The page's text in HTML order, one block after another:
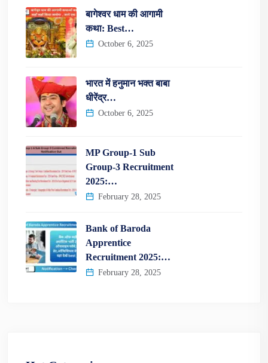
बागेश्वर धाम की आगामी
कथा: Best…
October 6, 2025
भारत में हनुमान भक्त बाबा
धीरेंद्र…
October 6, 2025
MP Group-1 Sub
Group-3 Recruitment
2025:…
February 28, 2025
Bank of Baroda
Apprentice
Recruitment 2025:…
February 28, 2025